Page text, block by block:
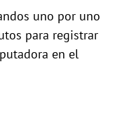
uno por uno
para registrar
en el